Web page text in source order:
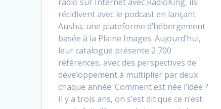
récidivent avec le podcast en lançant
Ausha, une plateforme d’hébergement
basée à la Plaine Images. Aujourd’hui,
leur catalogue présente 2 700
références, avec des perspectives de
développement à multiplier par deux
chaque année. Comment est née l’idée ?
Il y a trois ans, on s’est dit que ce n’est